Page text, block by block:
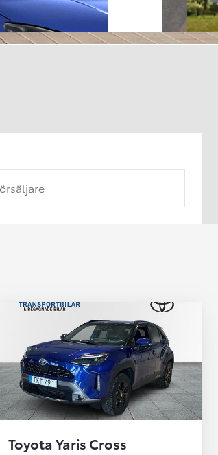
Toyota Yaris Cross